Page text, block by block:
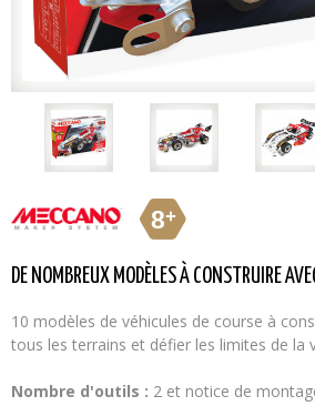
8+
DE NOMBREUX MODÈLES À CONSTRUIRE
10 modèles de véhicules de course à
tous les terrains et défier les limites de la
Nombre d'outils : 2 et notice de